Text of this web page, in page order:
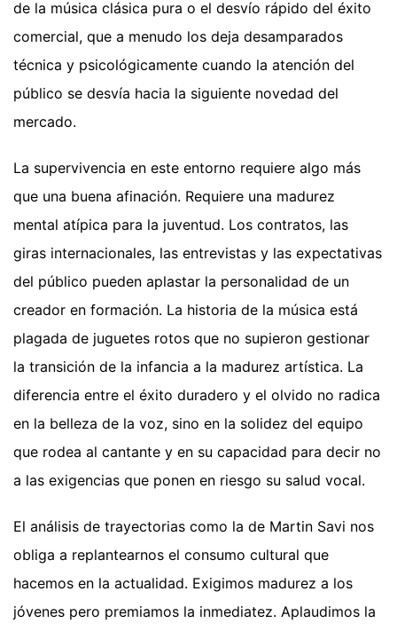
de la música clásica pura o el desvío rápido del éxito
comercial, que a menudo los deja desamparados
técnica y psicológicamente cuando la atención del
público se desvía hacia la siguiente novedad del
mercado.
La supervivencia en este entorno requiere algo más
que una buena afinación. Requiere una madurez
mental atípica para la juventud. Los contratos, las
giras internacionales, las entrevistas y las expectativas
del público pueden aplastar la personalidad de un
creador en formación. La historia de la música está
plagada de juguetes rotos que no supieron gestionar
la transición de la infancia a la madurez artística. La
diferencia entre el éxito duradero y el olvido no radica
en la belleza de la voz, sino en la solidez del equipo
que rodea al cantante y en su capacidad para decir no
a las exigencias que ponen en riesgo su salud vocal.
El análisis de trayectorias como la de Martin Savi nos
obliga a replantearnos el consumo cultural que
hacemos en la actualidad. Exigimos madurez a los
jóvenes pero premiamos la inmediatez. Aplaudimos la